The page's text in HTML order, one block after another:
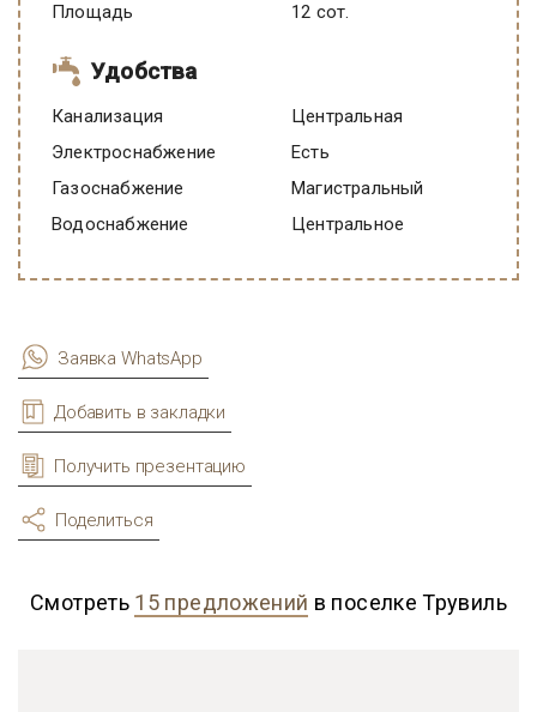
Площадь 12 сот.
Удобства
Канализация
Центральная
Электроснабжение
есть
Газоснабжение
Магистральный
Водоснабжение
Центральное
Заявка WhatsApp
Добавить в закладки
Получить презентацию
Поделиться
Смотреть 15 предложений в поселке Трувиль